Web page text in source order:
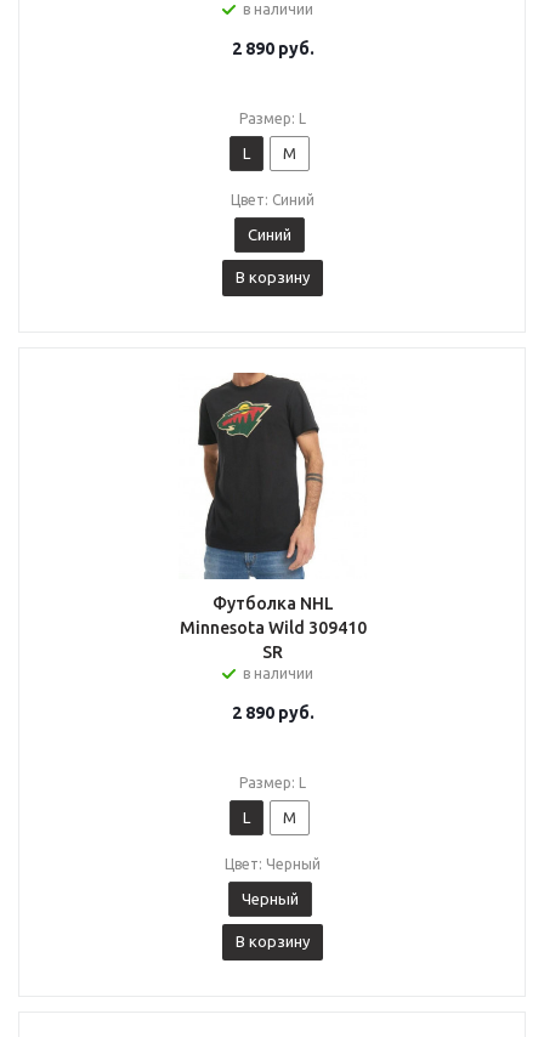
в наличии
2 890руб.
Размер: L
L M
Цвет: Синий
Синий
В корзину
Футболка NHL
Minnesota Wild 309410
SR
в наличии
2 890руб.
Размер: L
L M
Цвет: Черный
Черный
В корзину